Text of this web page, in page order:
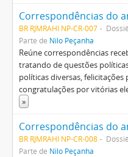
Correspondências do
BR RJMRAHI NP-CR-007 Dossiê
Parte de Nilo Peçanha
Reúne correspondências
tratando de questões
políticas diversas, felicitações
congratulações por vitórias
»
Correspondências do
BR RJMRAHI NP-CR-008 Dossiê
Parte de Nilo Peçanha